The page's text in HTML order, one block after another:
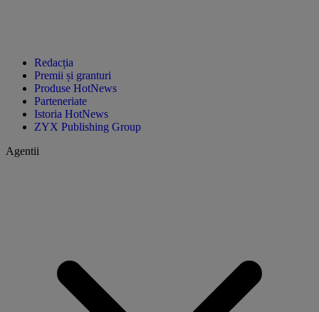
Redacția
Premii și granturi
Produse HotNews
Parteneriate
Istoria HotNews
ZYX Publishing Group
Agentii